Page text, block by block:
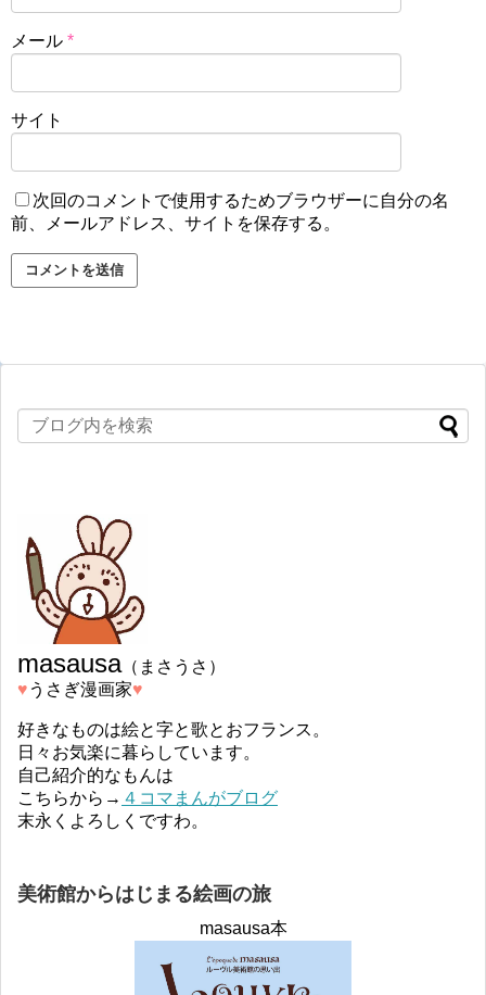
メール *
サイト
次回のコメントで使用するためブラウザーに自分の名
前、メールアドレス、サイトを保存する。
masausa（まさうさ）
♥︎ うさぎ漫画家♥︎
好きなものは絵と字と歌とおフランス。
日々お気楽に暮らしています。
自己紹介的なもんは
こちらから→ ４コマまんがブログ
末永くよろしくですわ。
美術館からはじまる絵画の旅
masausa本